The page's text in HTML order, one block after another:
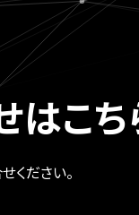
はこち
ください。